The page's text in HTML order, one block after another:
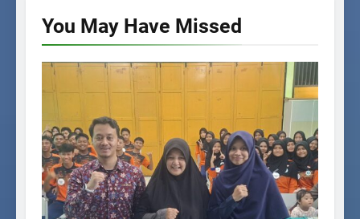
You May Have Missed
BERITA SEKOLAH